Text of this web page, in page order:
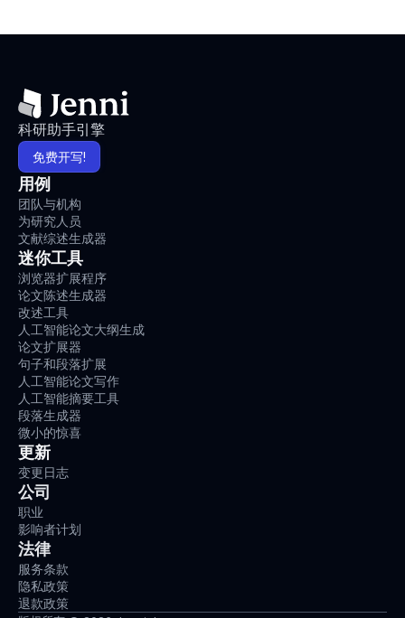
科研助手引擎
免费开写!
用例
团队与机构
为研究人员
文献综述生成器
迷你工具
浏览器扩展程序
论文陈述生成器
改述工具
人工智能论文大纲生成
论文扩展器
句子和段落扩展
人工智能论文写作
人工智能摘要工具
段落生成器
微小的惊喜
更新
变更日志
公司
职业
影响者计划
法律
服务条款
隐私政策
退款政策